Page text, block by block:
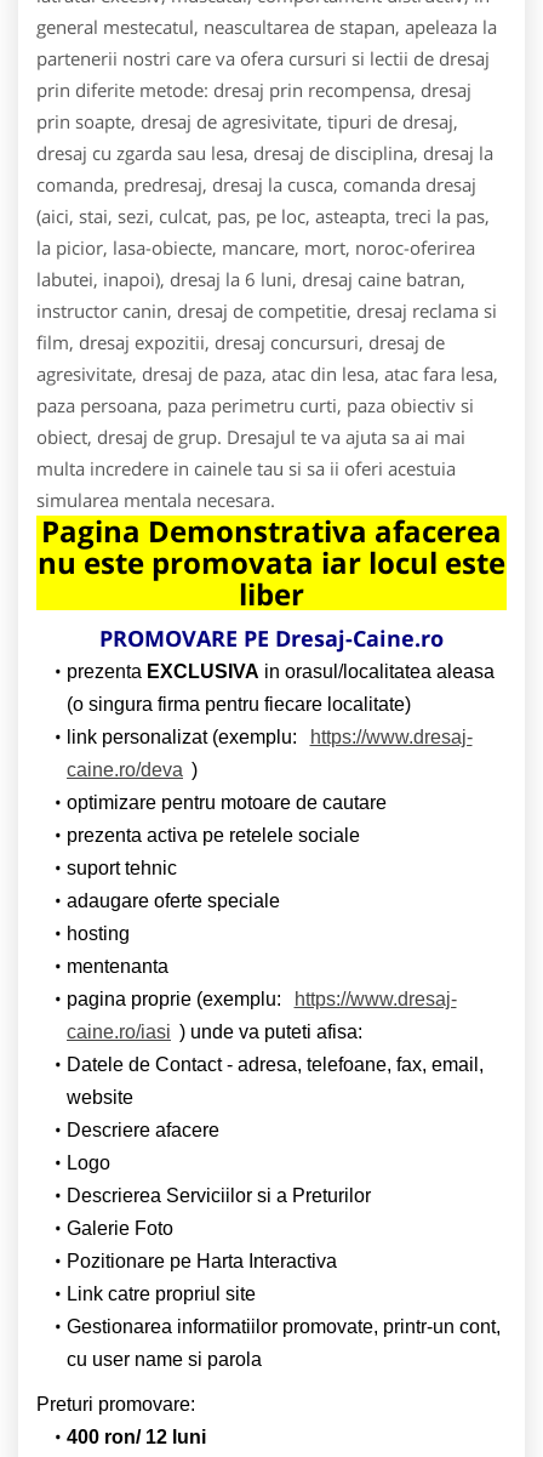
general mestecatul, neascultarea de stapan, apeleaza la
partenerii nostri care va ofera cursuri si lectii de dresaj
prin diferite metode: dresaj prin recompensa, dresaj
prin soapte, dresaj de agresivitate, tipuri de dresaj,
dresaj cu zgarda sau lesa, dresaj de disciplina, dresaj la
comanda, predresaj, dresaj la cusca, comanda dresaj
(aici, stai, sezi, culcat, pas, pe loc, asteapta, treci la pas,
la picior, lasa-obiecte, mancare, mort, noroc-oferirea
labutei, inapoi), dresaj la 6 luni, dresaj caine batran,
instructor canin, dresaj de competitie, dresaj reclama si
film, dresaj expozitii, dresaj concursuri, dresaj de
agresivitate, dresaj de paza, atac din lesa, atac fara lesa,
paza persoana, paza perimetru curti, paza obiectiv si
obiect, dresaj de grup. Dresajul te va ajuta sa ai mai
multa incredere in cainele tau si sa ii oferi acestuia
simularea mentala necesara.
Pagina Demonstrativa afacerea
nu este promovata iar locul este
liber
PROMOVARE PE Dresaj-Caine.ro
prezenta EXCLUSIVA in orasul/localitatea aleasa
(o singura firma pentru fiecare localitate)
link personalizat (exemplu:
https://www.dresaj-
caine.ro/deva )
optimizare pentru motoare de cautare
prezenta activa pe retelele sociale
suport tehnic
adaugare oferte speciale
hosting
mentenanta
pagina proprie (exemplu:
https://www.dresaj-
caine.ro/iasi ) unde va puteti afisa:
Datele de Contact - adresa, telefoane, fax, email,
website
Descriere afacere
Logo
Descrierea Serviciilor si a Preturilor
Galerie Foto
Pozitionare pe Harta Interactiva
Link catre propriul site
Gestionarea informatiilor promovate, printr-un cont,
cu user name si parola
Preturi promovare:
400 ron/ 12 luni